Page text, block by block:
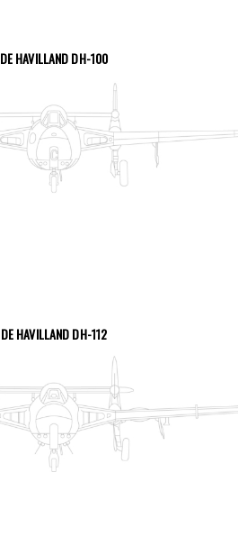
DE HAVILLAND DH-100
VOIR LA PAGE
DE HAVILLAND DH-112
VOIR LA PAGE